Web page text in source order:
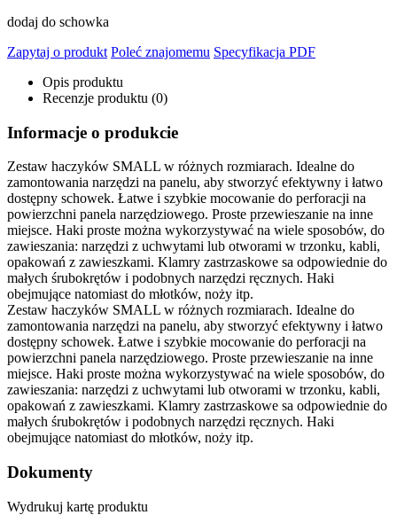
dodaj do schowka
Zapytaj o produkt Poleć znajomemu Specyfikacja PDF
Opis produktu
Recenzje produktu (0)
Informacje o produkcie
Zestaw haczyków SMALL w różnych rozmiarach. Idealne do
zamontowania narzędzi na panelu, aby stworzyć efektywny i łatwo
dostępny schowek. Łatwe i szybkie mocowanie do perforacji na
powierzchni panela narzędziowego. Proste przewieszanie na inne
miejsce. Haki proste można wykorzystywać na wiele sposobów, do
zawieszania: narzędzi z uchwytami lub otworami w trzonku, kabli,
opakowań z zawieszkami. Klamry zastrzaskowe sa odpowiednie do
małych śrubokrętów i podobnych narzędzi ręcznych. Haki
obejmujące natomiast do młotków, noży itp.
Zestaw haczyków SMALL w różnych rozmiarach. Idealne do
zamontowania narzędzi na panelu, aby stworzyć efektywny i łatwo
dostępny schowek. Łatwe i szybkie mocowanie do perforacji na
powierzchni panela narzędziowego. Proste przewieszanie na inne
miejsce. Haki proste można wykorzystywać na wiele sposobów, do
zawieszania: narzędzi z uchwytami lub otworami w trzonku, kabli,
opakowań z zawieszkami. Klamry zastrzaskowe sa odpowiednie do
małych śrubokrętów i podobnych narzędzi ręcznych. Haki
obejmujące natomiast do młotków, noży itp.
Dokumenty
Wydrukuj kartę produktu